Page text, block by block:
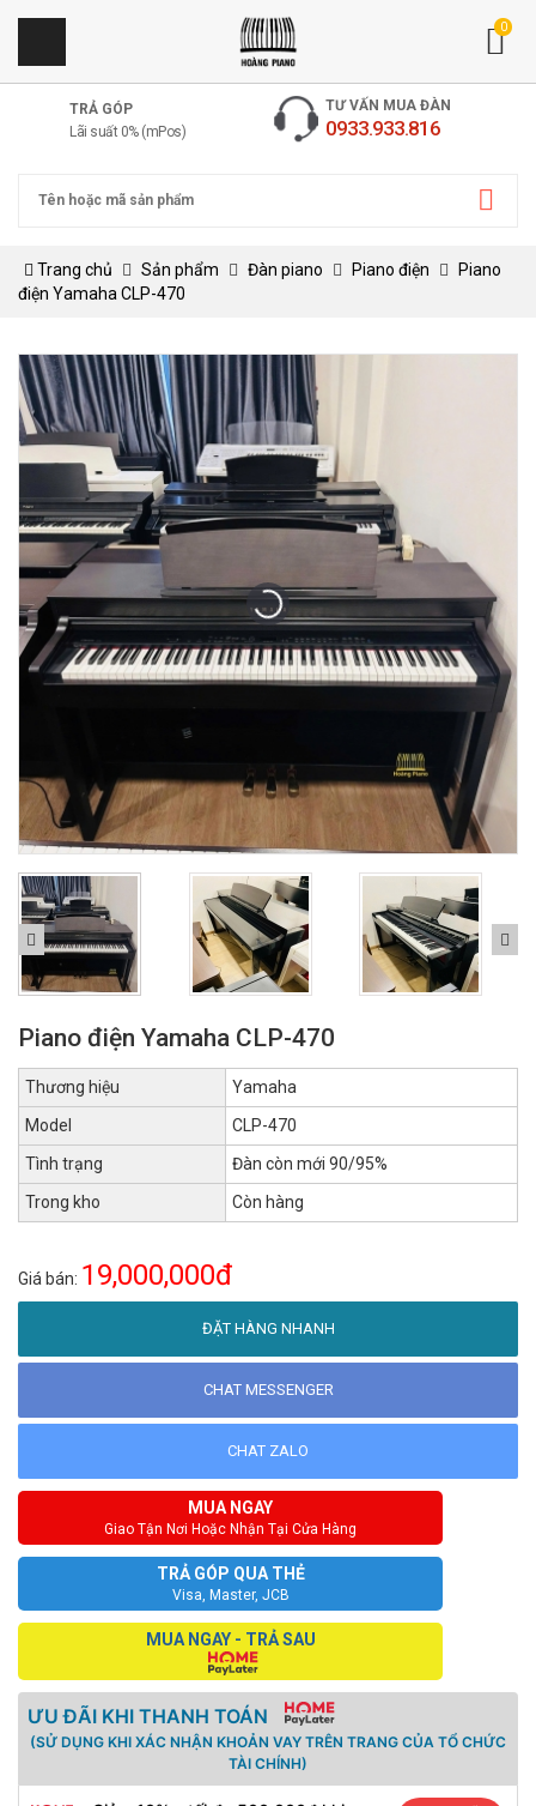
0
TRẢ GÓP
Lãi suất 0% (mPos)
TƯ VẤN MUA ĐÀN
0933.933.816
Trang chủ Sản phẩm Đàn piano Piano điện
Piano
điện Yamaha CLP-470
Piano điện Yamaha CLP-470
Thương hiệu
Yamaha
Model
CLP-470
Tình trạng
Đàn còn mới 90/95%
Trong kho
Còn hàng
Giá bán: 19,000,000đ
ĐẶT HÀNG NHANH
CHAT MESSENGER
CHAT ZALO
MUA NGAY
Giao Tận Nơi Hoặc Nhận Tại Cửa Hàng
TRẢ GÓP QUA THẺ
Visa, Master, JCB
MUA NGAY - TRẢ SAU
ƯU ĐÃI KHI THANH TOÁN
(SỬ DỤNG KHI XÁC NHẬN KHOẢN VAY TRÊN TRANG CỦA TỔ CHỨC
TÀI CHÍNH)